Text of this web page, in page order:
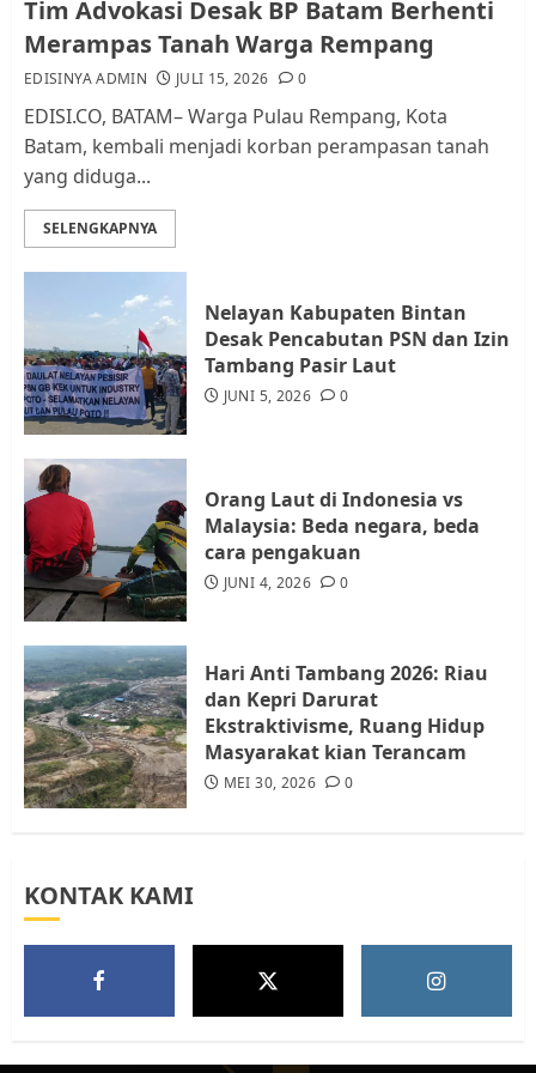
Pemerintah dan Masyarakat di
Lingkungan RT/RW
AGUSTUS 1, 2026
4
Warga Rempang Ajukan
Audiensi dengan Wali Kota
5
Tim Advokasi Desak BP Batam
Berhenti Merampas Tanah
Tim Advokasi Desak BP Batam Berhenti
Merampas Tanah Warga Rempang
EDISINYA ADMIN JULI 15, 2026 0
EDISI.CO, BATAM– Warga Pulau Rempang, Kota
Batam, kembali menjadi korban perampasan tanah
yang diduga...
SELENGKAPNYA
Nelayan Kabupaten Bintan
Desak Pencabutan PSN dan Izin
Tambang Pasir Laut
JUNI 5, 2026 0
Orang Laut di Indonesia vs
Malaysia: Beda negara, beda
cara pengakuan
JUNI 4, 2026 0
Hari Anti Tambang 2026: Riau
dan Kepri Darurat
Ekstraktivisme, Ruang Hidup
Masyarakat kian Terancam
MEI 30, 2026 0
KONTAK KAMI